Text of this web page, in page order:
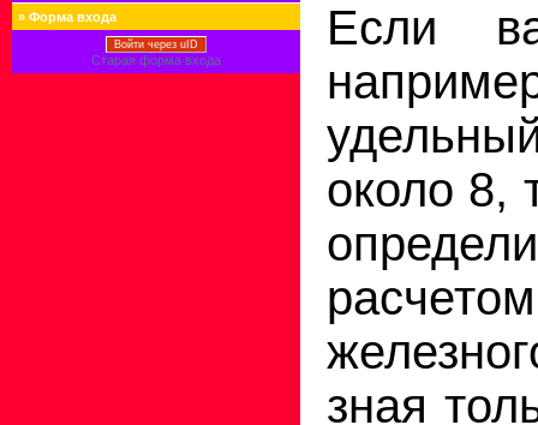
» Форма входа
Войти через uID
Старая форма входа
Если
около 8,
зная